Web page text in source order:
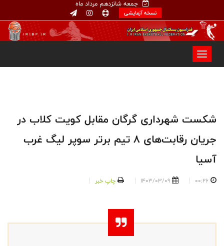
جمعه شانزدهم مرداد ماه
نسخه آزمایشی
شکست شهرداری گرگان مقابل کویت کلاب در
جریان رقابت‌های ۸ تیم برتر سوپر لیگ غرب
آسیا
00:26
1403/03/09 چاپ خبر